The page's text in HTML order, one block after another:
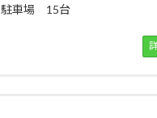
駐車場 15台